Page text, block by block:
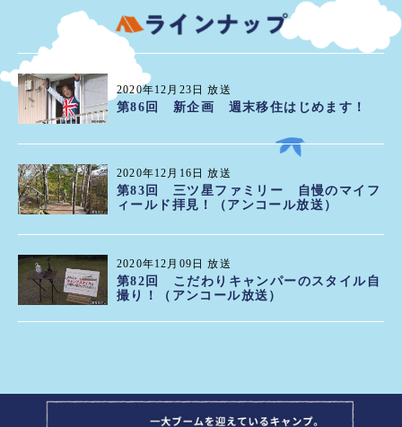
2020年12月23日 放送
第86回 新企画 週末移住はじめます！
2020年12月16日 放送
第83回 三ツ星ファミリー 自慢のマイフ
ィールド拝見！（アンコール放送）
2020年12月09日 放送
第82回 こだわりキャンパーのスタイル自
撮り！（アンコール放送）
ーりんご仕立て」